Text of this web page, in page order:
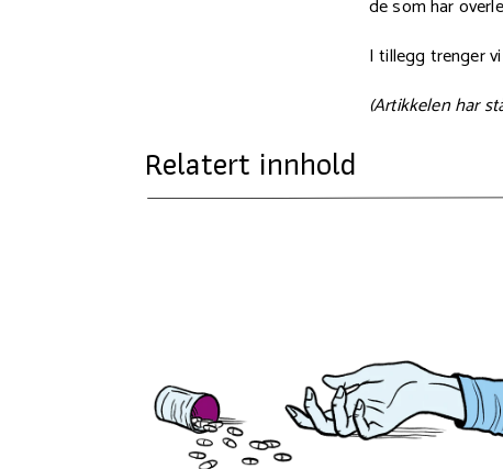
de som har
I tillegg trenger
(Artikkelen har
Relatert innhold